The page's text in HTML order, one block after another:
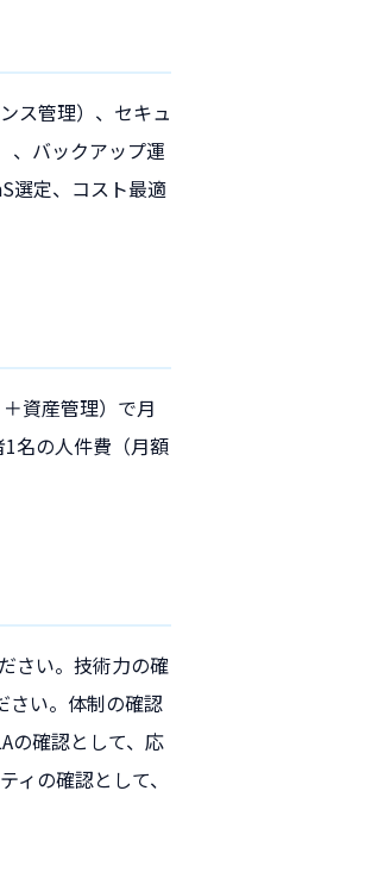
ス管理）、セキュ
、バックアップ運
選定、コスト最適
資産管理）で月
名の人件費（月額
さい。技術力の確
さい。体制の確認
の確認として、応
の確認として、